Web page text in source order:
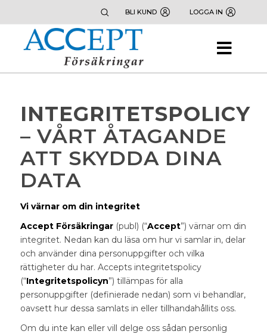
LOGGA IN
BLI KUND
INTEGRITETSPOLICY
– VÅRT ÅTAGANDE
ATT SKYDDA DINA
DATA
Vi värnar om din integritet
Accept Försäkringar(publ) (“Accept”) värnar om din
integritet. Nedan kan du läsa om hur vi samlar in, delar
och använder dina personuppgifter och vilka
rättigheter du har. Accepts integritetspolicy
(“Integritetspolicyn”) tillämpas för alla
personuppgifter (definierade nedan) som vi behandlar,
oavsett hur dessa samlats in eller tillhandahållits oss.
Om du inte kan eller vill delge oss sådan personlig